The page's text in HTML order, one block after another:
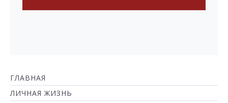
ГЛАВНАЯ
ЛИЧНАЯ ЖИЗНЬ